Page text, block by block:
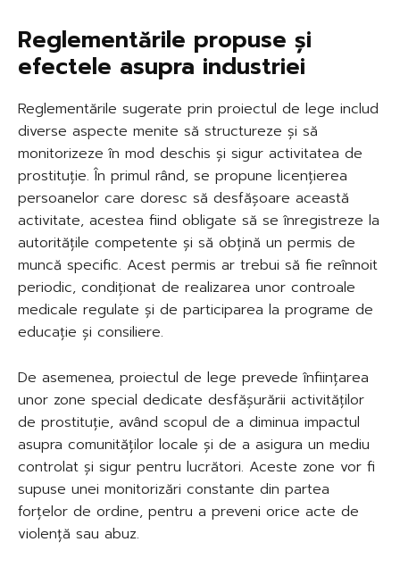
Reglementările propuse și
efectele asupra industriei
Reglementările sugerate prin proiectul de lege includ
diverse aspecte menite să structureze și să
monitorizeze în mod deschis și sigur activitatea de
prostituție. În primul rând, se propune licențierea
persoanelor care doresc să desfășoare această
activitate, acestea fiind obligate să se înregistreze la
autoritățile competente și să obțină un permis de
muncă specific. Acest permis ar trebui să fie reînnoit
periodic, condiționat de realizarea unor controale
medicale regulate și de participarea la programe de
educație și consiliere.
De asemenea, proiectul de lege prevede înființarea
unor zone special dedicate desfășurării activităților
de prostituție, având scopul de a diminua impactul
asupra comunităților locale și de a asigura un mediu
controlat și sigur pentru lucrători. Aceste zone vor fi
supuse unei monitorizări constante din partea
forțelor de ordine, pentru a preveni orice acte de
violență sau abuz.